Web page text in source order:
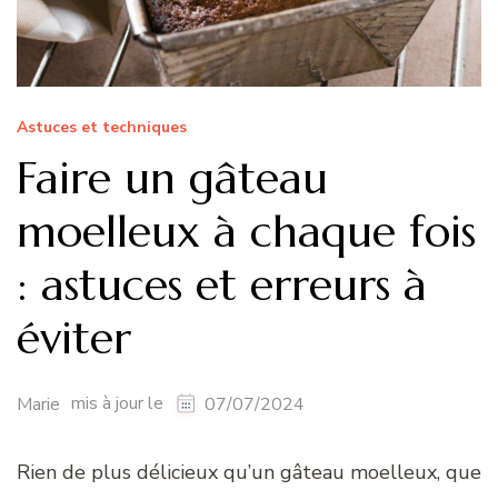
Astuces et techniques
Faire un gâteau
moelleux à chaque fois
: astuces et erreurs à
éviter
Marie mis à jour le 07/07/2024
Rien de plus délicieux qu’un gâteau moelleux, que